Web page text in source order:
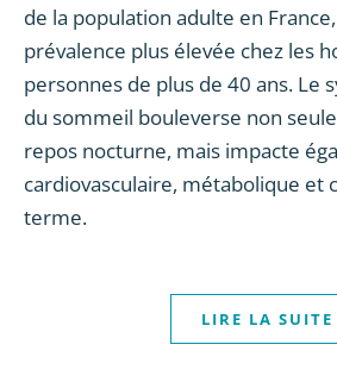
de la population adulte en
prévalence plus élevée chez les
personnes de plus de 40 ans. Le
du sommeil bouleverse non
repos nocturne, mais impacte
cardiovasculaire, métabolique et
terme.
LIRE LA SUITE